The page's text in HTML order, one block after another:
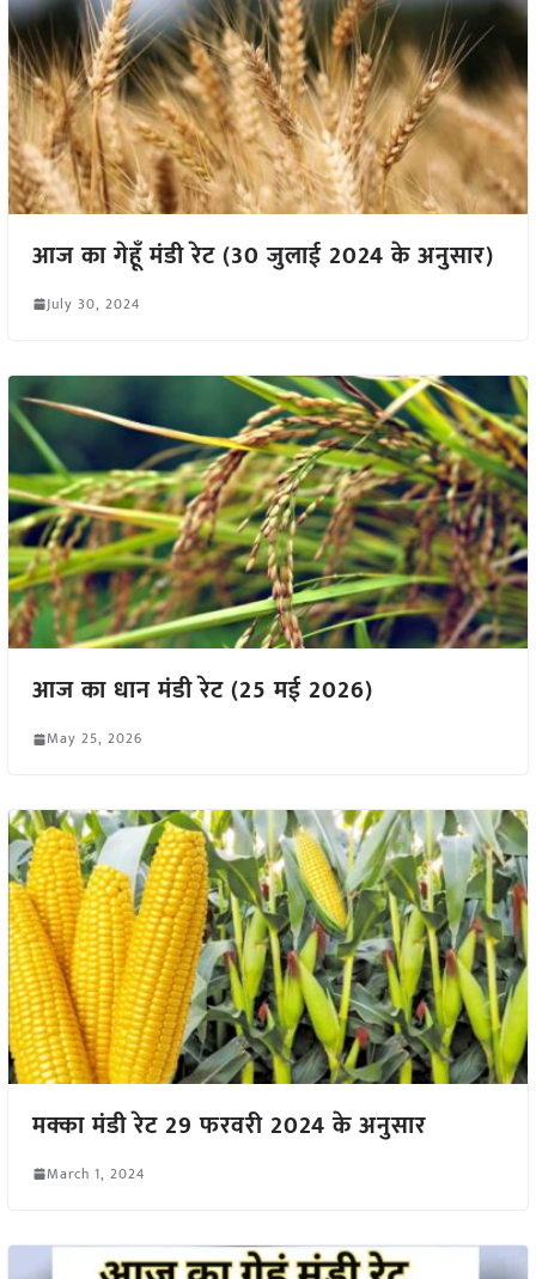
आज का गेहूँ मंडी रेट (30 जुलाई 2024 के अनुसार)
July 30, 2024
आज का धान मंडी रेट (25 मई 2026)
May 25, 2026
मक्का मंडी रेट 29 फरवरी 2024 के अनुसार
March 1, 2024